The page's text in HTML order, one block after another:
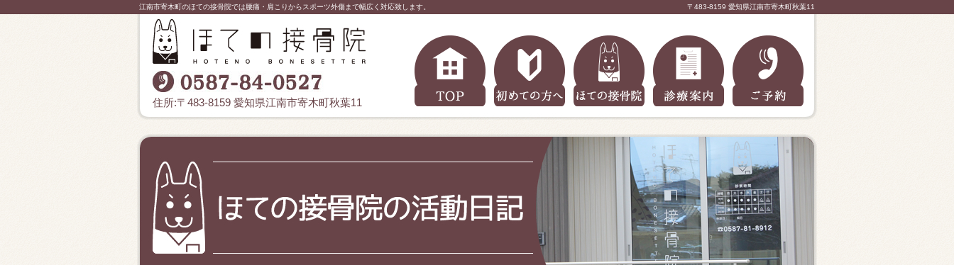
江南市寄木町のほての接骨院では腰痛・肩こりからスポーツ外傷まで幅広く対応致します。 〒483-8159 愛知県江南市寄木町秋葉11
住所:〒483-8159 愛知県江南市寄木町秋葉11